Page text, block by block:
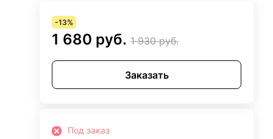
-13%
1 680 руб. 1 930 руб.
Заказать
Под заказ